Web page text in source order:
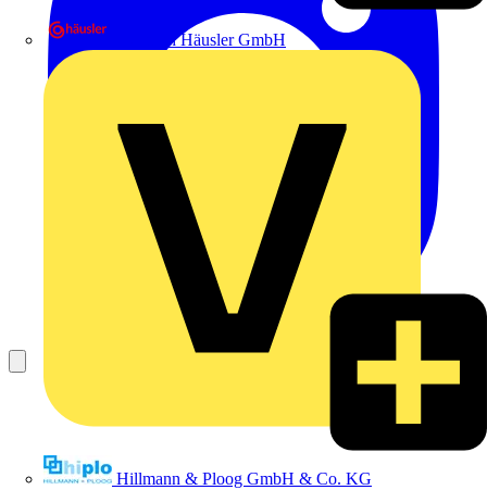
Heinrich Häusler GmbH
Hillmann & Ploog GmbH & Co. KG